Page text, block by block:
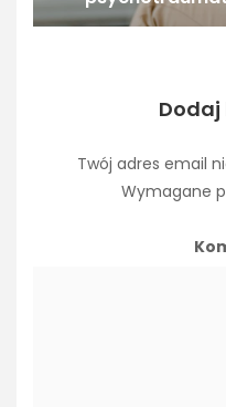
Twój adres email
Wymagane